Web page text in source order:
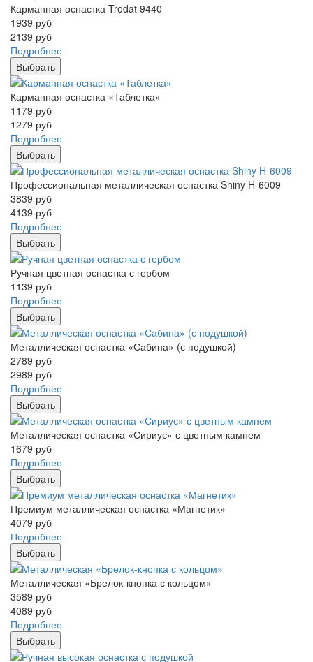
Карманная оснастка Trodat 9440
1939 руб
2139 руб
Подробнее
Выбрать
Карманная оснастка «Таблетка»
1179 руб
1279 руб
Подробнее
Выбрать
Профессиональная металлическая оснастка Shiny H-6009
3839 руб
4139 руб
Подробнее
Выбрать
Ручная цветная оснастка с гербом
1139 руб
Подробнее
Выбрать
Металлическая оснастка «Сабина» (с подушкой)
2789 руб
2989 руб
Подробнее
Выбрать
Металлическая оснастка «Сириус» с цветным камнем
1679 руб
Подробнее
Выбрать
Премиум металлическая оснастка «Магнетик»
4079 руб
Подробнее
Выбрать
Металлическая «Брелок-кнопка с кольцом»
3589 руб
4089 руб
Подробнее
Выбрать